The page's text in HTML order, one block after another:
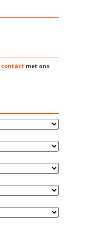
contact met ons